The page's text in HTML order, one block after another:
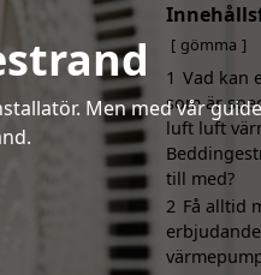
Men med vår
gömma
1 Vad kan
som är
luft luft
till med?
2 Få alltid